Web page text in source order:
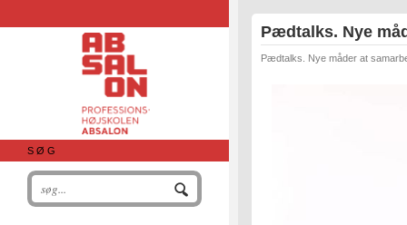
SØG
Pædtalks. Nye
Pædtalks. Nye måder at